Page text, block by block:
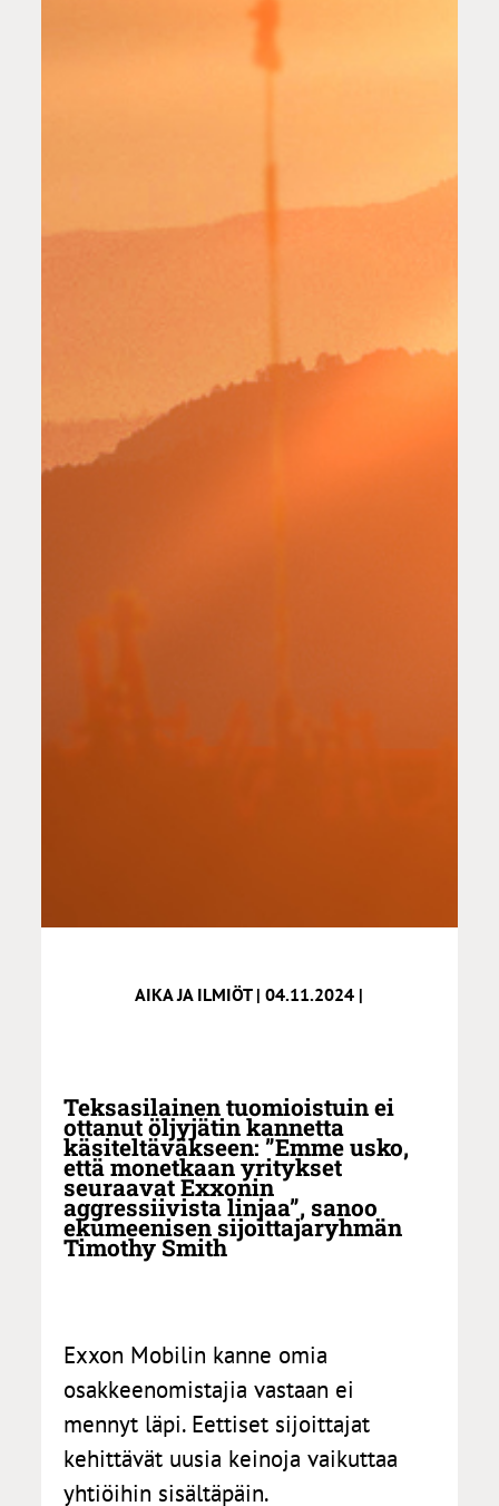
AIKA JA ILMIÖT | 04.11.2024 |
Teksasilainen tuomioistuin ei
ottanut öljyjätin kannetta
käsiteltäväkseen: ”Emme usko,
että monetkaan yritykset
seuraavat Exxonin
aggressiivista linjaa”, sanoo
ekumeenisen sijoittajaryhmän
Timothy Smith
Exxon Mobilin kanne omia
osakkeenomistajia vastaan ei
mennyt läpi. Eettiset sijoittajat
kehittävät uusia keinoja vaikuttaa
yhtiöihin sisältäpäin.